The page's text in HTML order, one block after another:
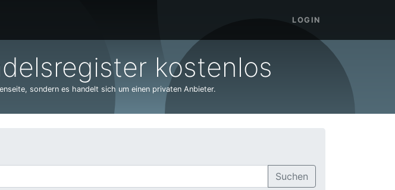
LOGIN
kostenlos
sondern es handelt sich um einen privaten Anbieter.
Suchen